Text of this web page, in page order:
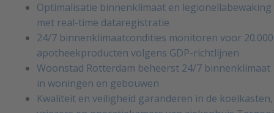
Optimalisatie binnenklimaat en legionellabewaking
met real-time dataregistratie
24/7 binnenklimaatcondities monitoren voor 20.000
apotheekproducten volgens GDP-richtlijnen
Woonstad Rotterdam beheerst 24/7 binnenklimaat
in woningen en gebouwen
Kwaliteit en veiligheid garanderen in de koelkasten,